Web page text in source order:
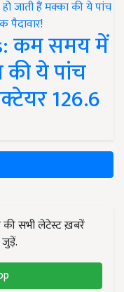
कम समय में
की ये पांच
126.6
की सभी लेटेस्ट ख़बरें